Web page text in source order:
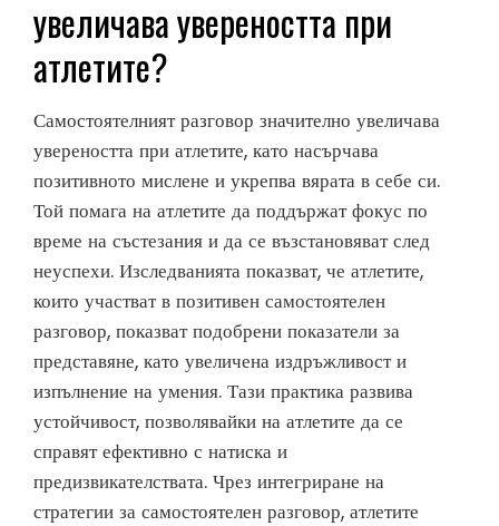
увеличава увереността при
атлетите?
Самостоятелният разговор значително увеличава
увереността при атлетите, като насърчава
позитивното мислене и укрепва вярата в себе си.
Той помага на атлетите да поддържат фокус по
време на състезания и да се възстановяват след
неуспехи. Изследванията показват, че атлетите,
които участват в позитивен самостоятелен
разговор, показват подобрени показатели за
представяне, като увеличена издръжливост и
изпълнение на умения. Тази практика развива
устойчивост, позволявайки на атлетите да се
справят ефективно с натиска и
предизвикателствата. Чрез интегриране на
стратегии за самостоятелен разговор, атлетите